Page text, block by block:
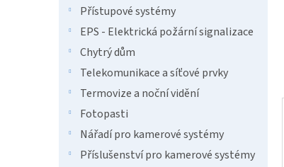
Přístupové systémy
EPS - Elektrická požární signalizace
Chytrý dům
Telekomunikace a síťové prvky
Termovize a noční vidění
Fotopasti
Nářadí pro kamerové systémy
Příslušenství pro kamerové systémy